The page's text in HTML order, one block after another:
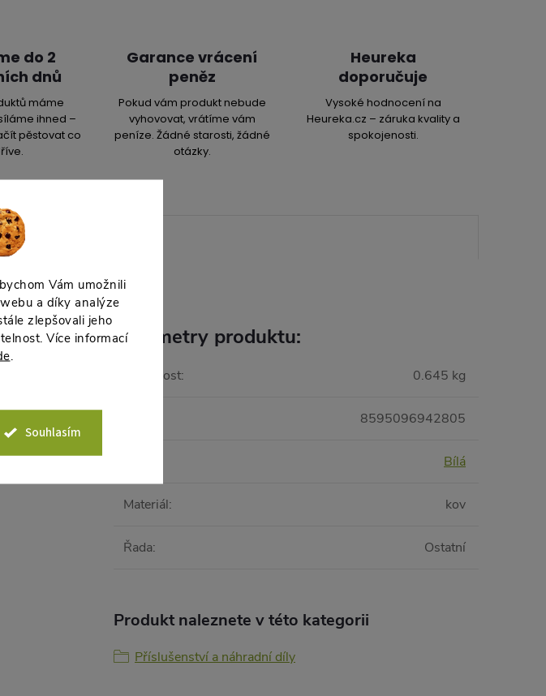
Vám umožnili
a díky analýze
zlepšovali jeho
Více informací
.
Souhlasím
do 2
dnů
máme
ihned –
pěstovat co
Garance vrácení
peněz
Pokud vám produkt nebude
vyhovovat, vrátíme vám
peníze. Žádné starosti, žádné
otázky.
Heureka
doporučuje
Vysoké hodnocení na
Heureka.cz – záruka kvality a
spokojenosti.
Parametry produktu:
Hmotnost: 0.645 kg
8595096942805
Bílá
Materiál: kov
Řada: Ostatní
Produkt naleznete v této kategorii
Příslušenství a náhradní díly